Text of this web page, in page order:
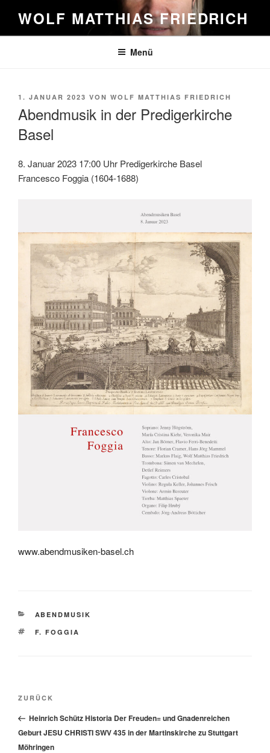
Inhalt
springen
WOLF MATTHIAS FRIEDRICH
Menü
VERÖFFENTLICHT
1. JANUAR 2023 VON WOLF MATTHIAS FRIEDRICH
Abendmusik in der Predigerkirche
Basel
8. Januar 2023 17:00 Uhr Predigerkirche Basel
Francesco Foggia (1604-1688)
www.abendmusiken-basel.ch
KATEGORIEN
ABENDMUSIK
SCHLAGWÖRTER
F. FOGGIA
Beitragsnavigation
Vorheriger
Beitrag
ZURÜCK
Heinrich Schütz Historia Der Freuden= und Gnadenreichen
Geburt JESU CHRISTI SWV 435 in der Martinskirche zu Stuttgart
Möhringen